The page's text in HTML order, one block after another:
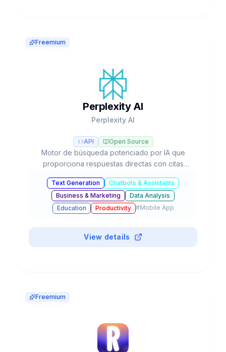
Freemium
Perplexity AI
Perplexity AI
API Open Source
Motor de búsqueda potenciado por IA que
proporciona respuestas directas con citas
automatizada y acceso a múltiples modelos LLM
como GPT-5, Claude y Gemini.
Text Generation
Chatbots & Assistants
Business & Marketing
Data Analysis
Education
Productivity #Mobile App
View details
Freemium